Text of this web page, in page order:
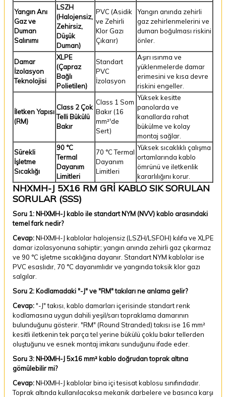
Yangın Anı
Gaz ve
Duman
Salınımı
LSZH
(Halojensiz,
Zehirsiz,
Düşük
Duman)
PVC (Asidik
ve Zehirli
Klor Gazı
Çıkarır)
Yangın anında zehirli
gaz zehirlenmelerini ve
duman boğulması riskini
önler.
Damar
İzolasyon
Teknolojisi
XLPE
(Çapraz
Bağlı
Polietilen)
Standart
PVC
İzolasyon
Aşırı ısınma ve
yüklenmelerde damar
erimesini ve kısa devre
riskini engeller.
İletken Yapısı
(RM)
Class 2 Çok
Telli Bükülü
Bakır
Class 1 Som
Bakır (16
mm²'de
Sert)
Yüksek kesitte
panolarda ve
kanallarda rahat
bükülme ve kolay
montaj sağlar.
Sürekli
İşletme
Sıcaklığı
90 °C
Termal
Dayanım
Limitleri
70 °C Termal
Dayanım
Limitleri
Yüksek sıcaklıklı çalışma
ortamlarında kablo
ömrünü ve iletkenlik
kararlılığını korur.
NHXMH-J 5X16 RM GRİ KABLO SIK SORULAN
SORULAR (SSS)
Soru 1: NHXMH-J kablo ile standart NYM (NVV) kablo arasındaki
temel fark nedir?
Cevap:NHXMH-J kablolar halojensiz (LSZH/LSFOH) kılıfa ve XLPE
damar izolasyonuna sahiptir; yangın anında zehirli gaz çıkarmaz
ve 90 °C işletme sıcaklığına dayanır. Standart NYM kablolar ise
PVC esaslıdır, 70 °C dayanımlıdır ve yangında toksik klor gazı
salgılar.
Soru 2: Kodlamadaki "-J" ve "RM" takıları ne anlama gelir?
Cevap: "-J" takısı, kablo damarları içerisinde standart renk
kodlamasına uygun dahili yeşil/sarı topraklama damarının
bulunduğunu gösterir. "RM" (Round Stranded) takısı ise 16 mm²
kesitli iletkenin tek parça tel yerine bükülü çoklu bakır tellerden
oluştuğunu ve esnek montaj imkanı sunduğunu ifade eder.
Soru 3: NHXMH-J 5x16 mm² kablo doğrudan toprak altına
gömülebilir mi?
Cevap:NHXMH-J kablolar bina içi tesisat kablosu sınıfındadır.
Toprak altında kullanılacaksa mekanik darbelere ve basınca karşı